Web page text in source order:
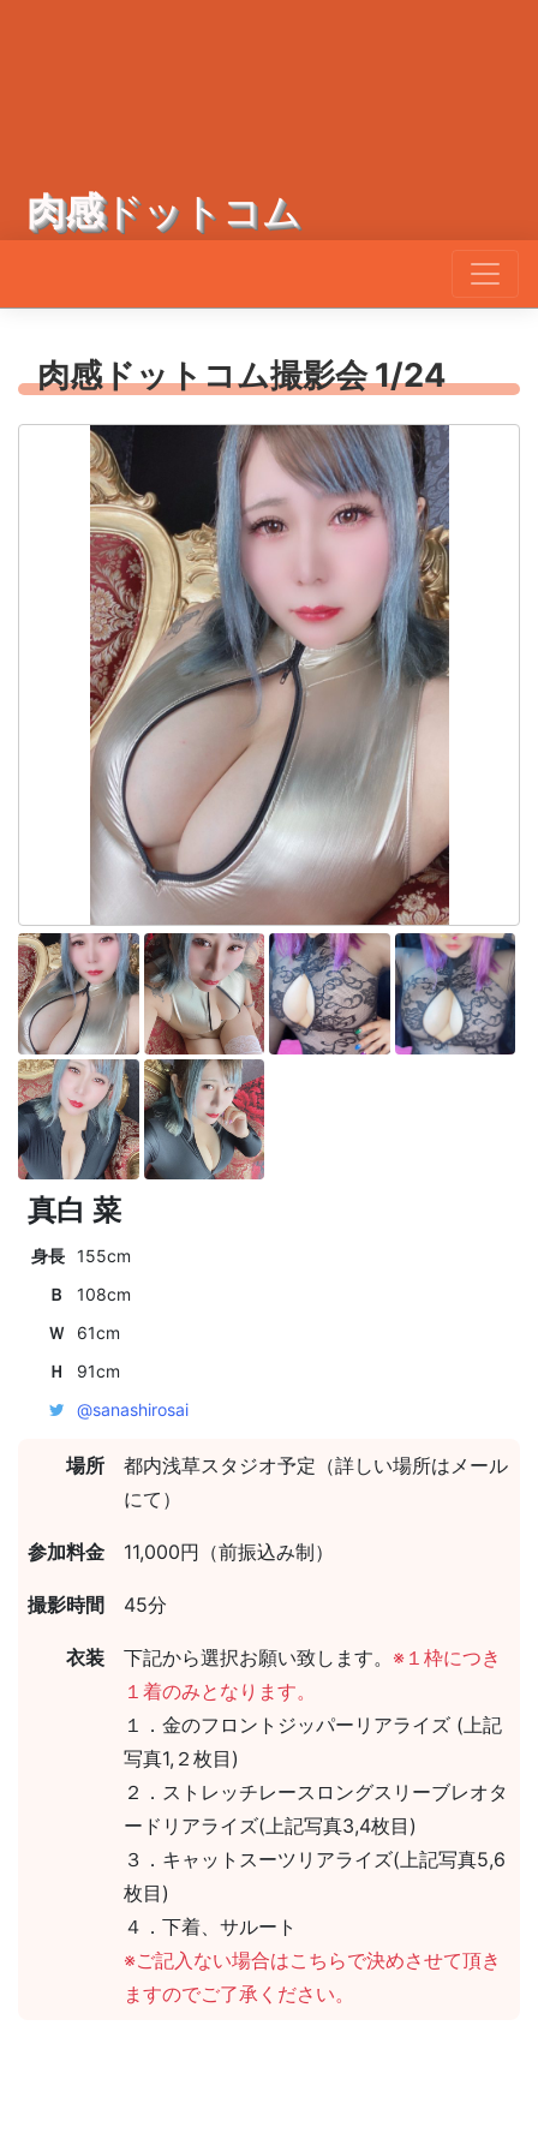
肉感ドットコム
肉感ドットコム撮影会 1/24
真白 菜
身長 155cm
Ｂ
108cm
Ｗ
61cm
Ｈ
91cm
@sanashirosai
場所
都内浅草スタジオ予定（詳しい場所はメール
にて）
参加料金 11,000円（前振込み制）
撮影時間 45分
衣装 下記から選択お願い致します。 ※１枠につき
１着のみとなります。
１．金のフロントジッパーリアライズ (上記
写真1,２枚目)
２．ストレッチレースロングスリーブレオタ
ードリアライズ(上記写真3,4枚目)
３．キャットスーツリアライズ(上記写真5,6
枚目)
４．下着、サルート
※ご記入ない場合はこちらで決めさせて頂き
ますのでご了承ください。